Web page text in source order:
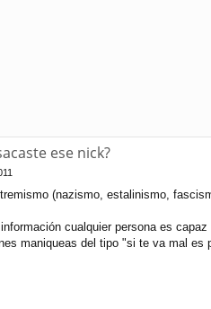
ese nick?
(nazismo, estalinismo,
cualquier persona es
maniqueas del tipo "si te va mal